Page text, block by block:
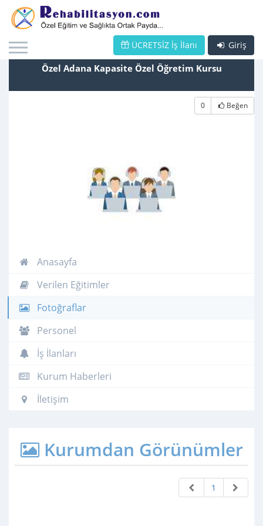
Giriş
ÜCRETSİZ İş İlanı
Özel Adana Kapasite Özel Öğretim Kursu
0 Beğen
Anasayfa
Verilen Eğitimler
Fotoğraflar
Personel
İş İlanları
Kurum Haberleri
İletişim
Kurumdan Görünümler
1